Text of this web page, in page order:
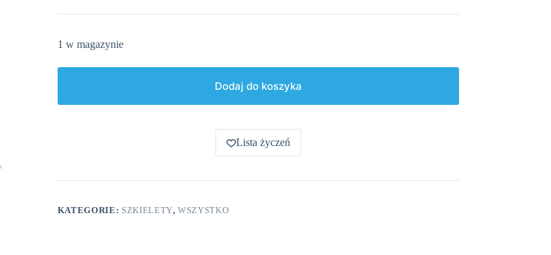
1 w magazynie
Dodaj do koszyka
Lista życzeń
KATEGORIE: SZKIELETY,WSZYSTKO